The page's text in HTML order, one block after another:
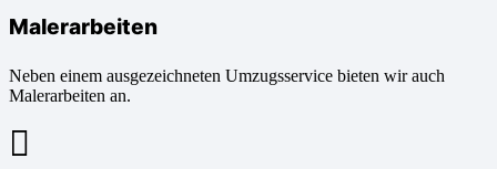
Malerarbeiten
Neben einem ausgezeichneten Umzugsservice bieten wir auch
Malerarbeiten an.